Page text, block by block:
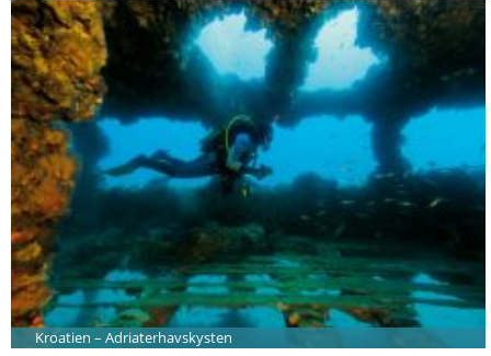
Kroatien – Adriaterhavskysten